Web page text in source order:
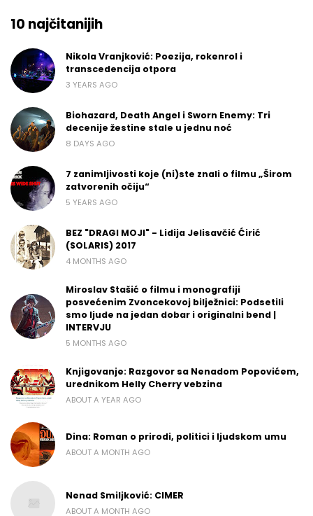
10 najčitanijih
Nikola Vranjković: Poezija, rokenrol i
transcedencija otpora
3 YEARS AGO
Biohazard, Death Angel i Sworn Enemy: Tri
decenije žestine stale u jednu noć
8 DAYS AGO
7 zanimljivosti koje (ni)ste znali o filmu „Širom
zatvorenih očiju“
5 YEARS AGO
BEZ "DRAGI MOJI" - Lidija Jelisavčić Ćirić
(SOLARIS) 2017
4 MONTHS AGO
Miroslav Stašić o filmu i monografiji
posvećenim Zvoncekovoj bilježnici: Podsetili
smo ljude na jedan dobar i originalni bend |
INTERVJU
5 MONTHS AGO
Knjigovanje: Razgovor sa Nenadom Popovićem,
urednikom Helly Cherry vebzina
ABOUT A YEAR AGO
Dina: Roman o prirodi, politici i ljudskom umu
ABOUT A MONTH AGO
Nenad Smiljković: CIMER
ABOUT A MONTH AGO